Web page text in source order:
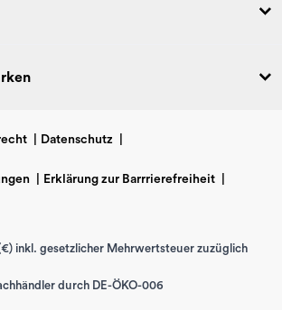
Datenschutz
Erklärung zur Barrrierefreiheit
inkl. gesetzlicher Mehrwertsteuer zuzüglich
durch DE-ÖKO-006